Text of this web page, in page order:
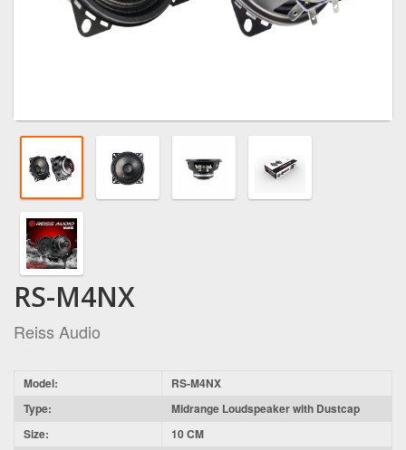
RS-M4NX
Reiss Audio
Model:
RS-M4NX
Type:
Midrange Loudspeaker with Dustcap
Size:
10 CM